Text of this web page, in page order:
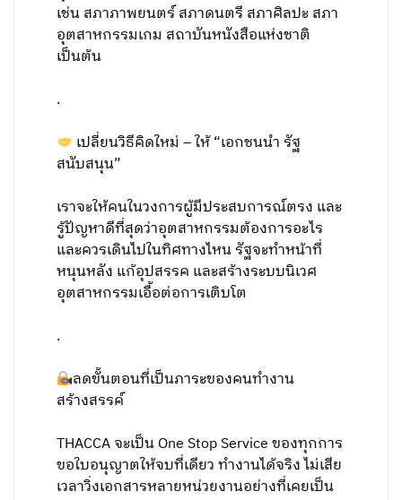
เช่น สภาภาพยนตร์ สภาดนตรี สภาศิลปะ สภา
อุตสาหกรรมเกม สถาบันหนังสือแห่งชาติ
เป็นต้น
.
เปลี่ยนวิธีคิดใหม่ – ให้ “เอกชนนำ รัฐ
สนับสนุน”
เราจะให้คนในวงการผู้มีประสบการณ์ตรง และ
รู้ปัญหาดีที่สุดว่าอุตสาหกรรมต้องการอะไร
และควรเดินไปในทิศทางไหน รัฐจะทำหน้าที่
หนุนหลัง แก้อุปสรรค และสร้างระบบนิเวศ
อุตสาหกรรมเอื้อต่อการเติบโต
.
ลดขั้นตอนที่เป็นภาระของคนทำงาน
สร้างสรรค์
THACCA จะเป็น One Stop Service ของทุกการ
ขอใบอนุญาตให้จบที่เดียว ทำงานได้จริง ไม่เสีย
เวลาวิ่งเอกสารหลายหน่วยงานอย่างที่เคยเป็น